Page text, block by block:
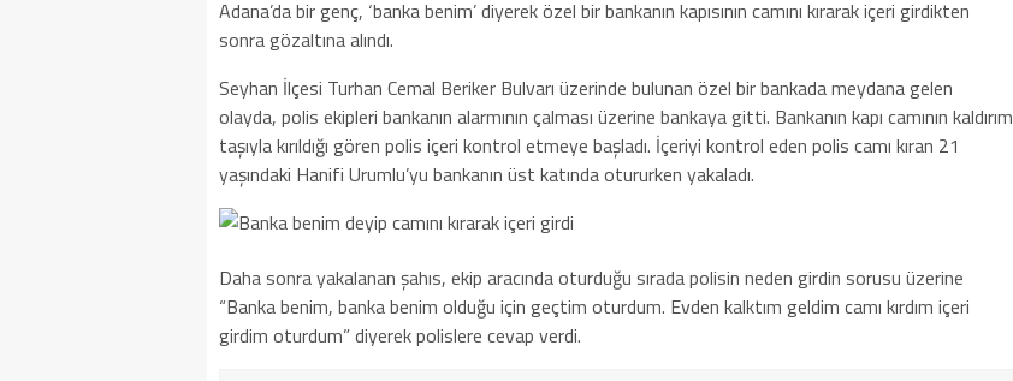
Adana’da bir genç, ‘banka benim’ diyerek özel bir bankanın kapısının camını kırarak içeri girdikten
sonra gözaltına alındı.
Seyhan İlçesi Turhan Cemal Beriker Bulvarı üzerinde bulunan özel bir bankada meydana gelen
olayda, polis ekipleri bankanın alarmının çalması üzerine bankaya gitti. Bankanın kapı camının kaldırım
taşıyla kırıldığı gören polis içeri kontrol etmeye başladı. İçeriyi kontrol eden polis camı kıran 21
yaşındaki Hanifi Urumlu’yu bankanın üst katında otururken yakaladı.
Daha sonra yakalanan şahıs, ekip aracında oturduğu sırada polisin neden girdin sorusu üzerine
“Banka benim, banka benim olduğu için geçtim oturdum. Evden kalktım geldim camı kırdım içeri
girdim oturdum” diyerek polislere cevap verdi.